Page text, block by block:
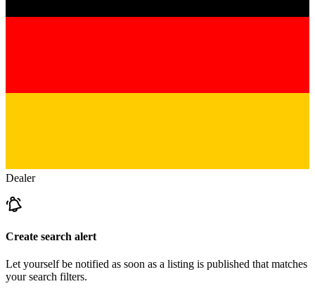
Dealer
Create search alert
Let yourself be notified as soon as a listing is published that matches
your search filters.